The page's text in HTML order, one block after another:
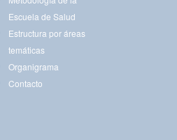
Escuela de Salud
Estructura por áreas
temáticas
Organigrama
Contacto